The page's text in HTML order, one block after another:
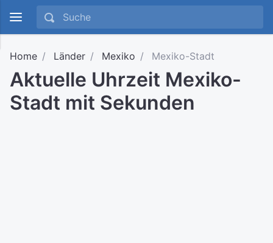
Home Länder Mexiko Mexiko-Stadt
Aktuelle Uhrzeit Mexiko-
Stadt mit Sekunden